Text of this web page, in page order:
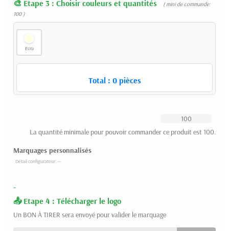
Etape 3 : Choisir couleurs et quantités
( mini de commande:
100 )
Ecru
Total : 0pièces
La quantité minimale pour pouvoir commander ce produit est 100.
Marquages personnalisés
-
Etape 4 : Télécharger le logo
Un BON À TIRER sera envoyé pour valider le marquage